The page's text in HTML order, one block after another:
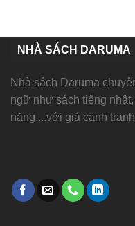
NHÀ SÁCH DARUMA
Nhà sách Daruma
ngữ như sách tiếng
năng....với giá cạnh